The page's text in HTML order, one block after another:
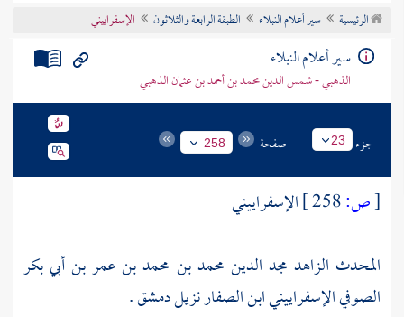
تراجم الأعلام
الرئيسية سير أعلام النبلاء الطبقة الرابعة والثلاثون الإسفراييني
سير أعلام النبلاء
الذهبي - شمس الدين محمد بن أحمد بن عثمان الذهبي
جزء 23 صفحة 258
[ص:
الإسفراييني
المحدث الزاهد مجد الدين محمد بن محمد بن عمر بن أبي بكر
الصوفي الإسفراييني ابن الصفار نزيلدمشق.